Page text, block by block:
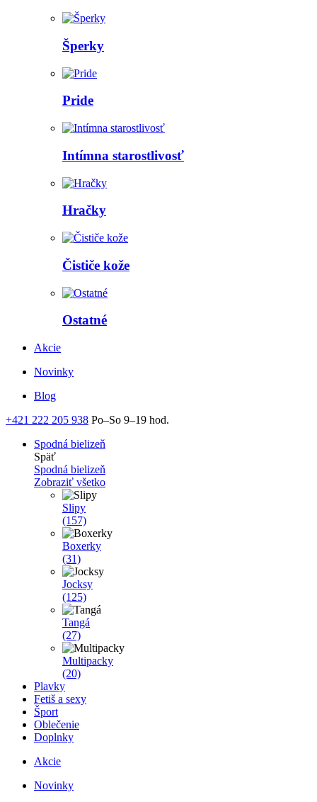
Šperky
Pride
Intímna starostlivosť
Hračky
Čističe kože
Ostatné
Akcie
Novinky
Blog
+421 222 205 938 Po–So 9–19 hod.
Spodná bielizeň
Späť
Spodná bielizeň
Zobraziť všetko
Slipy
(157)
Boxerky
(31)
Jocksy
(125)
Tangá
(27)
Multipacky
(20)
Plavky
Fetiš a sexy
Šport
Oblečenie
Doplnky
Akcie
Novinky